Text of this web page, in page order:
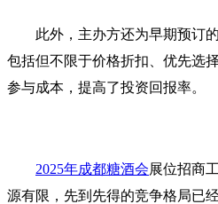
此外，主办方还为早期预订
包括但不限于价格折扣、优先选
参与成本，提高了投资回报率。
2025年成都糖酒会展位招商
源有限，先到先得的竞争格局已